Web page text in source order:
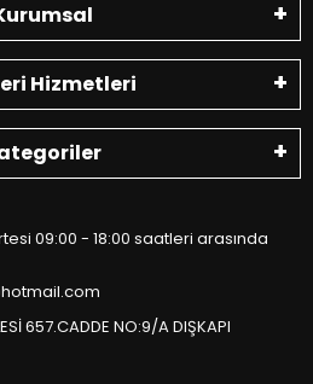
Hizmetleri
09:00 - 18:00 saatleri arasında
657.CADDE NO:9/A DIŞKAPI